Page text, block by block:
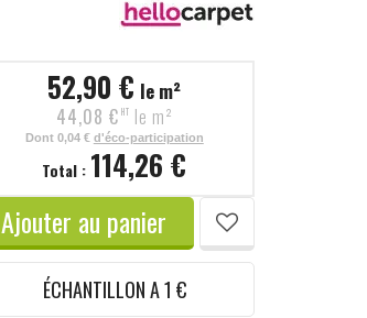
52,90 € le m²
44,08 € HT le m²
Dont 0,04 € d'éco-participation
Total : 114,26 €
Ajouter au panier
ÉCHANTILLON A 1 €